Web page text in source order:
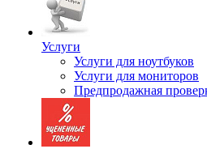
Услуги
Услуги для ноутбуков
Услуги для мониторов
Предпродажная